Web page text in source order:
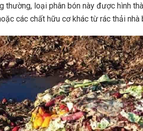
thường, loại phân bón này được hình
các chất hữu cơ khác từ rác thải